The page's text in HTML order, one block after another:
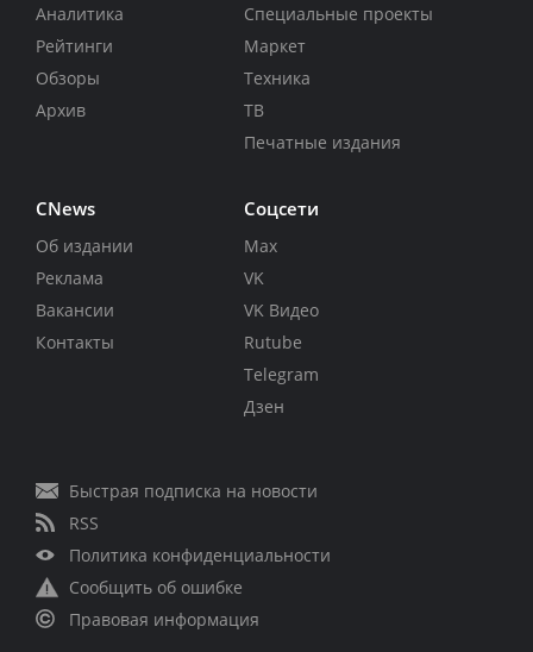
Аналитика
Рейтинги
Обзоры
Архив
Специальные проекты
Маркет
Техника
ТВ
Печатные издания
CNews
Об издании
Реклама
Вакансии
Контакты
Соцсети
Max
VK
VK Видео
Rutube
Telegram
Дзен
Быстрая подписка на новости
RSS
Политика конфиденциальности
Сообщить об ошибке
Правовая информация